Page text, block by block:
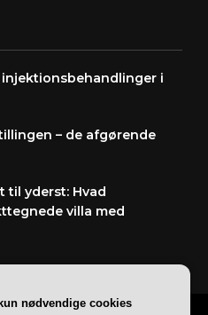
i
– de afgørende
til yderst: Hvad
villa med
nødvendige cookies